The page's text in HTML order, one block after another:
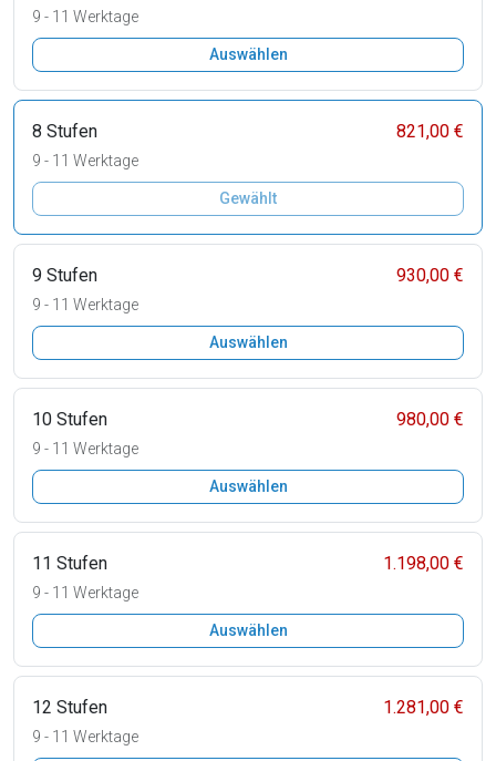
9 - 11 Werktage
Auswählen
8 Stufen 821,00 €
9 - 11 Werktage
Gewählt
9 Stufen 930,00 €
9 - 11 Werktage
Auswählen
10 Stufen 980,00 €
9 - 11 Werktage
Auswählen
11 Stufen 1.198,00 €
9 - 11 Werktage
Auswählen
12 Stufen 1.281,00 €
9 - 11 Werktage